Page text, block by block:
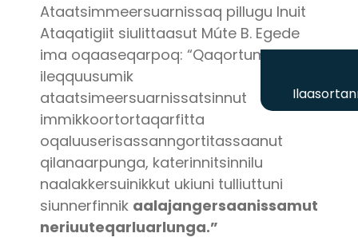
Ataatsimmeersuarnissaq pillugu Inuit
Ataqatigiit siulittaasut Múte B. Egede
ima oqaaseqarpoq: “Qaqortumi
ileqquusumik
ataatsimeersuarnissatsinnut
immikkoortortaqarfitta
oqaluuserisassanngortitassaanut
qilanaarpunga, katerinnitsinnilu
naalakkersuinikkut ukiuni tulliuttuni
siunnerfinnik aalajangersaanissamut
neriuuteqarluarlunga.”